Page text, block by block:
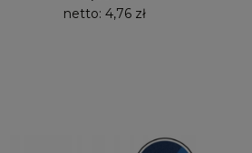
netto: 4,76 zł